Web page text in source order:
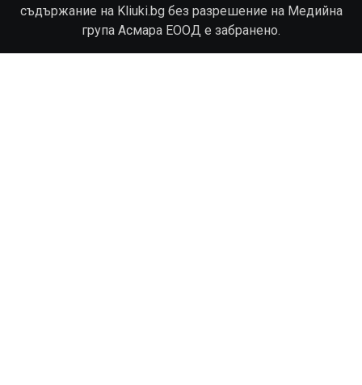
съдържание на Kliuki.bg без разрешение на Медийна
група Асмара ЕООД е забранено.